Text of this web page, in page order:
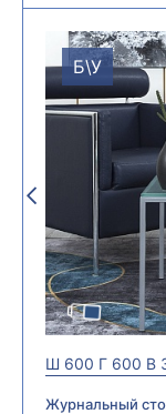
Б\У
Ш 600 Г 600 В
Журнальный